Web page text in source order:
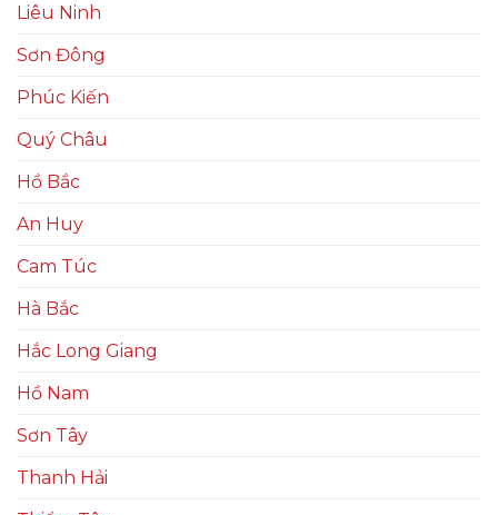
Liêu Ninh
Sơn Đông
Phúc Kiến
Quý Châu
Hồ Bắc
An Huy
Cam Túc
Hà Bắc
Hắc Long Giang
Hồ Nam
Sơn Tây
Thanh Hải